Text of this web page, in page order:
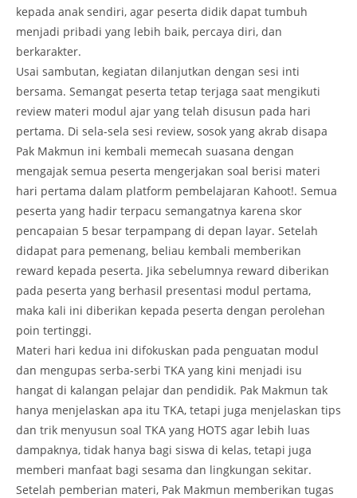
kepada anak sendiri, agar peserta didik dapat tumbuh
menjadi pribadi yang lebih baik, percaya diri, dan
berkarakter.
Usai sambutan, kegiatan dilanjutkan dengan sesi inti
bersama. Semangat peserta tetap terjaga saat mengikuti
review materi modul ajar yang telah disusun pada hari
pertama. Di sela-sela sesi review, sosok yang akrab disapa
Pak Makmun ini kembali memecah suasana dengan
mengajak semua peserta mengerjakan soal berisi materi
hari pertama dalam platform pembelajaran Kahoot!. Semua
peserta yang hadir terpacu semangatnya karena skor
pencapaian 5 besar terpampang di depan layar. Setelah
didapat para pemenang, beliau kembali memberikan
reward kepada peserta. Jika sebelumnya reward diberikan
pada peserta yang berhasil presentasi modul pertama,
maka kali ini diberikan kepada peserta dengan perolehan
poin tertinggi.
Materi hari kedua ini difokuskan pada penguatan modul
dan mengupas serba-serbi TKA yang kini menjadi isu
hangat di kalangan pelajar dan pendidik. Pak Makmun tak
hanya menjelaskan apa itu TKA, tetapi juga menjelaskan tips
dan trik menyusun soal TKA yang HOTS agar lebih luas
dampaknya, tidak hanya bagi siswa di kelas, tetapi juga
memberi manfaat bagi sesama dan lingkungan sekitar.
Setelah pemberian materi, Pak Makmun memberikan tugas